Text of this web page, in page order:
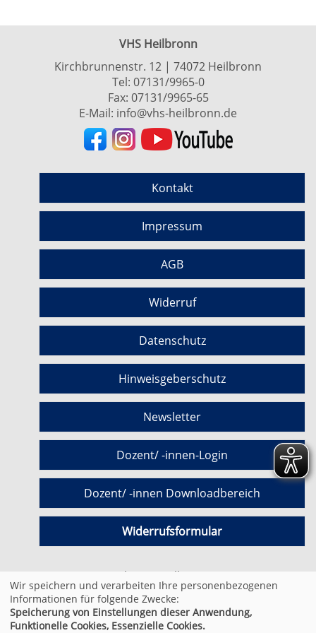
VHS Heilbronn
Kirchbrunnenstr. 12 | 74072 Heilbronn
Tel: 07131/9965-0
Fax: 07131/9965-65
E-Mail: info@vhs-heilbronn.de
Kontakt
Impressum
AGB
Widerruf
Datenschutz
Hinweisgeberschutz
Newsletter
Dozent/ -innen-Login
Dozent/ -innen Downloadbereich
Widerrufsformular
Cookie Einstellungen
© 2026 Kufer Software GmbH
Wir speichern und verarbeiten Ihre personenbezogenen
Informationen für folgende Zwecke:
Speicherung von Einstellungen dieser Anwendung,
Funktionelle Cookies, Essenzielle Cookies.